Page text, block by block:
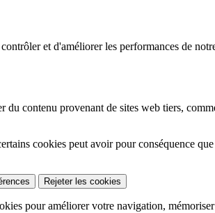
et d'améliorer les performances de
du contenu provenant de sites web tiers,
cookies peut avoir pour conséquence
Rejeter les cookies
pour améliorer votre navigation,